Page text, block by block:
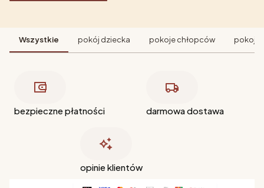
Wszystkie pokój dziecka pokoje chłopców pokoje
bezpieczne płatności darmowa dostawa
opinie klientów